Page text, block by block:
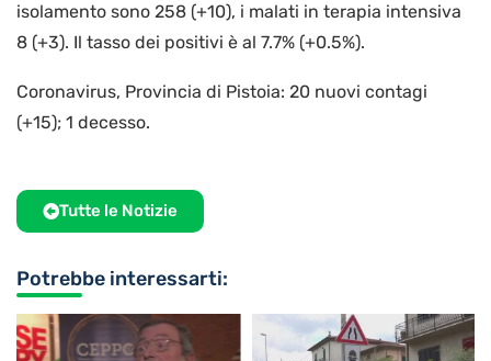
isolamento sono 258 (+10), i malati in terapia intensiva
8 (+3). Il tasso dei positivi è al 7.7% (+0.5%).
Coronavirus, Provincia di Pistoia: 20 nuovi contagi
(+15); 1 decesso.
Tutte le Notizie
Potrebbe interessarti: